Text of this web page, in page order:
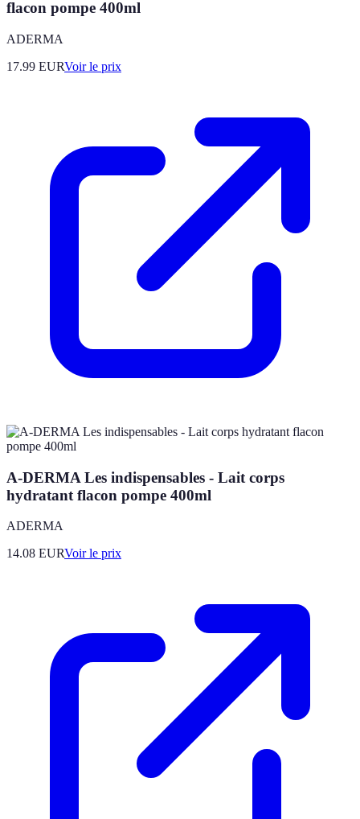
flacon pompe 400ml
ADERMA
17.99 EURVoir le prix
A-DERMA Les indispensables - Lait corps
hydratant flacon pompe 400ml
ADERMA
14.08 EURVoir le prix